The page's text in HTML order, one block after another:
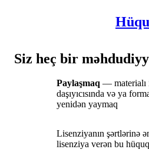
Siz heç bir
Paylaşmaq — materialı
daşıyıcısında və ya
yenidən yaymaq
Lisenziyanın şərtlərinə
lisenziya verən bu